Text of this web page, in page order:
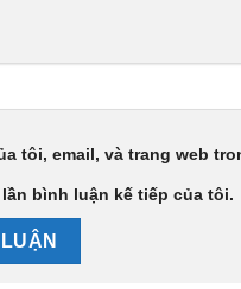
tôi, email, và trang web
bình luận kế tiếp của tôi.